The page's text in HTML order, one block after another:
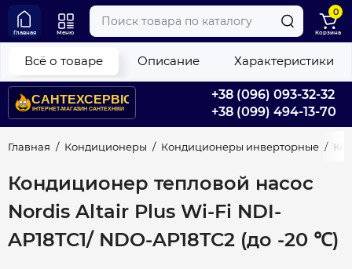
+38 (096) 093-32-32
+38 (099) 494-13-70
Главная Меню
0
Корзина
Главная Кондиционеры Кондиционеры инверторные
Кондиционер тепловой насос
Nordis Altair Plus Wi-Fi NDI-
AP18TC1/ NDO-AP18TC2 (до -20 ℃)
Всё о товаре Описание Характеристики